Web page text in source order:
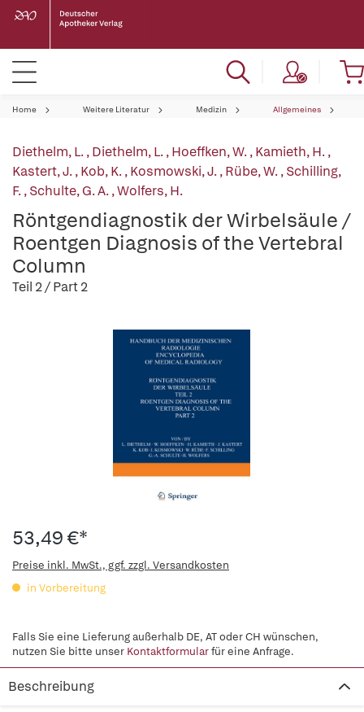
Home Weitere Literatur Medizin Allgemeines
Diethelm, L.,Diethelm, L.,Hoeffken, W.,Kamieth, H.,
Kastert, J.,Kob, K.,Kosmowski, J.,Rübe, W.,Schilling,
F.,Schulte, G. A.,Wolfers, H.
Röntgendiagnostik der Wirbelsäule /
Roentgen Diagnosis of the Vertebral
Column
Teil 2 / Part 2
53,49 €*
Preise inkl. MwSt., ggf. zzgl. Versandkosten
in Vorbereitung
Falls Sie eine Lieferung außerhalb DE, AT oder CH wünschen,
nutzen Sie bitte unser Kontaktformularfür eine Anfrage.
Beschreibung